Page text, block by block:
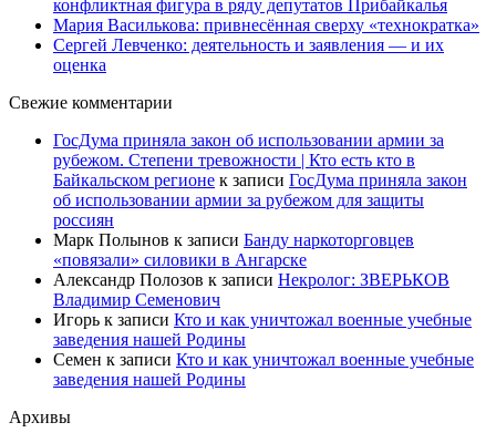
конфликтная фигура в ряду депутатов Прибайкалья
Мария Василькова: привнесённая сверху «технократка»
Сергей Левченко: деятельность и заявления — и их
оценка
Свежие комментарии
ГосДума приняла закон об использовании армии за
рубежом. Степени тревожности | Кто есть кто в
Байкальском регионе к записи ГосДума приняла закон
об использовании армии за рубежом для защиты
россиян
Марк Полынов к записи Банду наркоторговцев
«повязали» силовики в Ангарске
Александр Полозов к записи Некролог: ЗВЕРЬКОВ
Владимир Семенович
Игорь к записи Кто и как уничтожал военные учебные
заведения нашей Родины
Семен к записи Кто и как уничтожал военные учебные
заведения нашей Родины
Архивы